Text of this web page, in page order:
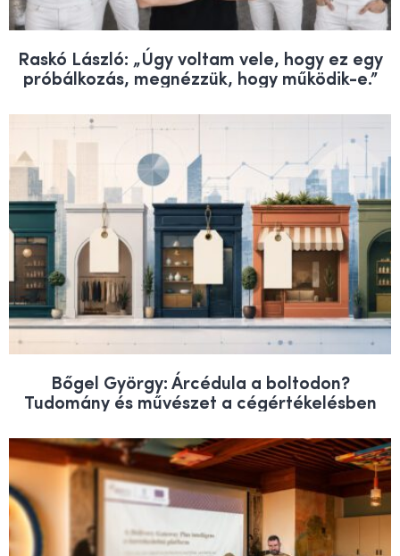
Raskó László: „Úgy voltam vele, hogy ez egy
próbálkozás, megnézzük, hogy működik-e.”
Bőgel György: Árcédula a boltodon?
Tudomány és művészet a cégértékelésben